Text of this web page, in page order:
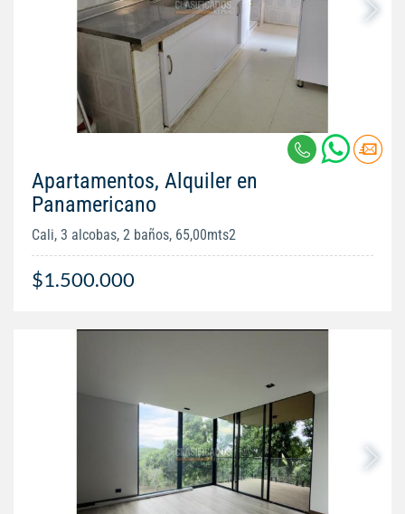
Apartamentos, Alquiler en
Panamericano
Cali, 3 alcobas, 2 baños, 65,00mts2
$1.500.000